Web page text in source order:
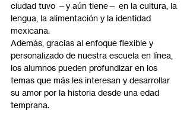
ciudad tuvo —y aún tiene— en la cultura, la
lengua, la alimentación y la identidad
mexicana.
Además, gracias al enfoque flexible y
personalizado de nuestra escuela en línea,
los alumnos pueden profundizar en los
temas que más les interesan y desarrollar
su amor por la historia desde una edad
temprana.